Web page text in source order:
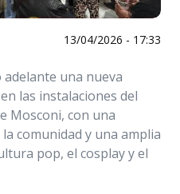
13/04/2026 - 17:33
adelante una nueva
las instalaciones del
Mosconi, con una
comunidad y una amplia
pop, el cosplay y el